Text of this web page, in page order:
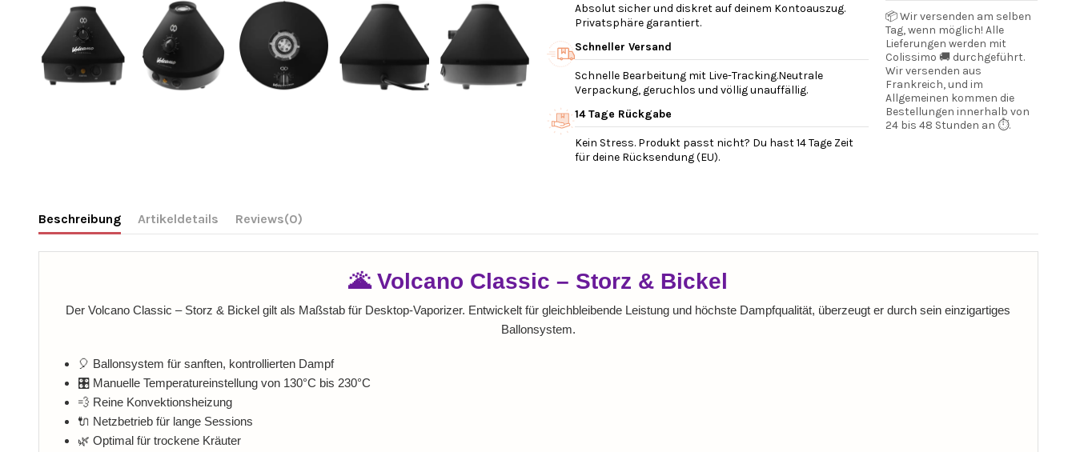
Absolut sicher und diskret auf deinem Kontoauszug.
Privatsphäre garantiert.
Schneller Versand
Schnelle Bearbeitung mit Live-Tracking.Neutrale
Verpackung, geruchlos und völlig unauffällig.
14 Tage Rückgabe
Kein Stress. Produkt passt nicht? Du hast 14 Tage Zeit
für deine Rücksendung (EU).
📦 Wir versenden am selben
Tag, wenn möglich! Alle
Lieferungen werden mit
Colissimo 🚚 durchgeführt.
Wir versenden aus
Frankreich, und im
Allgemeinen kommen die
Bestellungen innerhalb von
24 bis 48 Stunden an ⏱️.
Beschreibung Artikeldetails Reviews(0)
🌋 Volcano Classic – Storz & Bickel
Der Volcano Classic – Storz & Bickel gilt als Maßstab für Desktop-Vaporizer. Entwickelt für gleichbleibende Leistung und höchste Dampfqualität, überzeugt er durch sein einzigartiges
Ballonsystem.
🎈 Ballonsystem für sanften, kontrollierten Dampf
🎛️ Manuelle Temperatureinstellung von 130°C bis 230°C
💨 Reine Konvektionsheizung
🔌 Netzbetrieb für lange Sessions
🌿 Optimal für trockene Kräuter